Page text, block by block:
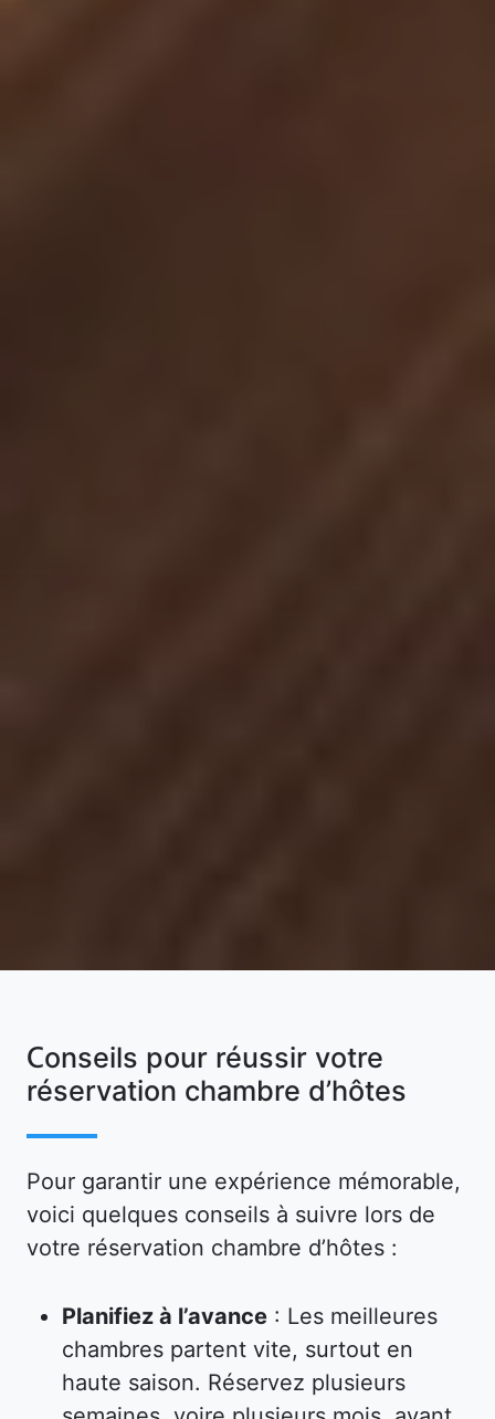
Conseils pour réussir votre
réservation chambre d’hôtes
Pour garantir une expérience mémorable,
voici quelques conseils à suivre lors de
votre réservation chambre d’hôtes :
Planifiez à l’avance : Les meilleures
chambres partent vite, surtout en
haute saison. Réservez plusieurs